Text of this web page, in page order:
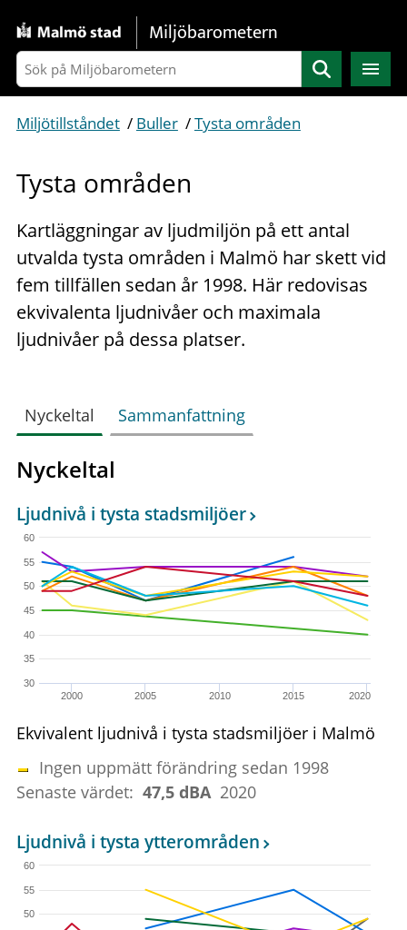
Gå direkt till sidans innehåll
Miljöbarometern
Sök
Miljötillståndet / Buller /Tysta områden
Tysta områden
Kartläggningar av ljudmiljön på ett antal
utvalda tysta områden i Malmö har skett vid
fem tillfällen sedan år 1998. Här redovisas
ekvivalenta ljudnivåer och maximala
ljudnivåer på dessa platser.
Nyckeltal Sammanfattning
Nyckeltal
2000 2005 2010 2015 2020
30
35
40
45
50
55
60
Ljudnivå i tysta stadsmiljöer
Ekvivalent ljudnivå i tysta stadsmiljöer i Malmö
Ingen uppmätt förändring sedan 1998
Senaste värdet: 47,5 dBA 2020
50
55
60
Ljudnivå i tysta ytterområden